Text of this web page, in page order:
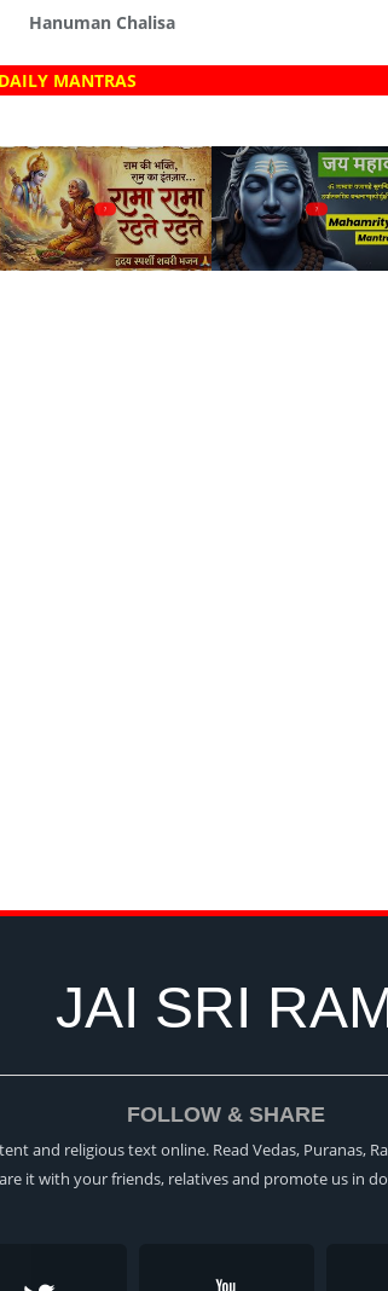
Hanuman Chalisa
MANTRAS
? ?
JAI SRI
FOLLOW & SHARE
and religious text online. Read Vedas, Puranas,
it with your friends, relatives and promote us in